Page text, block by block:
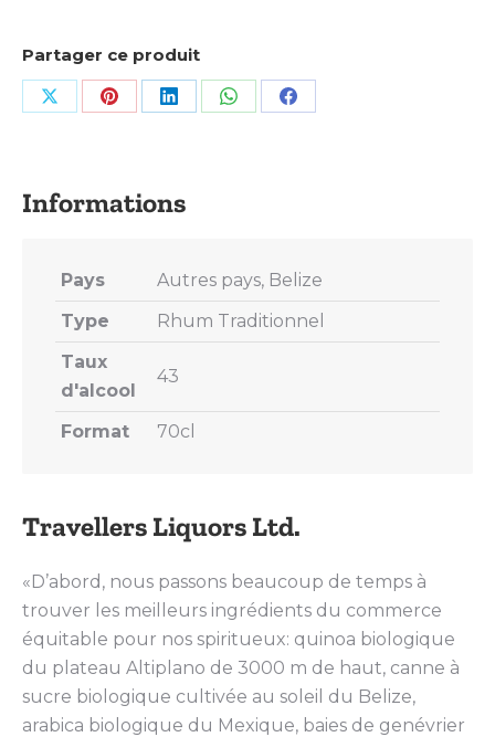
Partager ce produit
Share Share Share Share Share
Travellers Liquors Ltd.
«D’abord, nous passons beaucoup de temps à
trouver les meilleurs ingrédients du commerce
équitable pour nos spiritueux: quinoa biologique
du plateau Altiplano de 3000 m de haut, canne à
sucre biologique cultivée au soleil du Belize,
arabica biologique du Mexique, baies de genévrier
Pays
Autres pays, Belize
Type
Rhum Traditionnel
Taux
d'alcool
43
Format 70cl